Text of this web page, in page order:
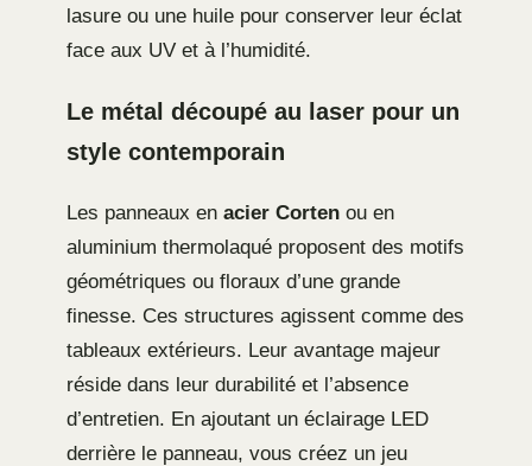
lasure ou une huile pour conserver leur éclat
face aux UV et à l’humidité.
Le métal découpé au laser pour un
style contemporain
Les panneaux en acier Corten ou en
aluminium thermolaqué proposent des motifs
géométriques ou floraux d’une grande
finesse. Ces structures agissent comme des
tableaux extérieurs. Leur avantage majeur
réside dans leur durabilité et l’absence
d’entretien. En ajoutant un éclairage LED
derrière le panneau, vous créez un jeu